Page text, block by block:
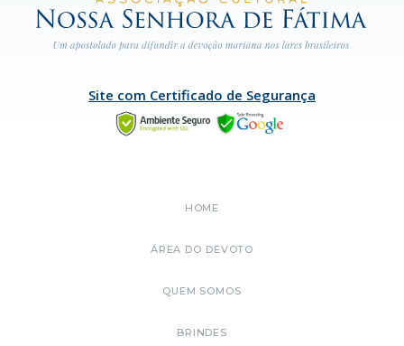
Site com Certificado de Segurança
HOME
ÁREA DO DEVOTO
QUEM SOMOS
BRINDES